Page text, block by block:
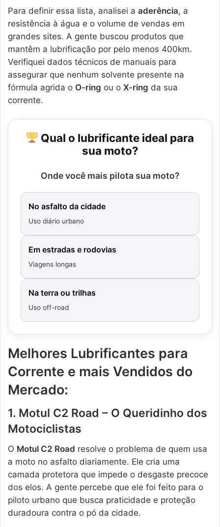
Para definir essa lista, analisei a aderência, a
resistência à água e o volume de vendas em
grandes sites. A gente buscou produtos que
mantêm a lubrificação por pelo menos 400km.
Verifiquei dados técnicos de manuais para
assegurar que nenhum solvente presente na
fórmula agrida o O-ring ou o X-ring da sua
corrente.
Qual o lubrificante ideal para
sua moto?
Onde você mais pilota sua moto?
No asfalto da cidade
Uso diário urbano
Em estradas e rodovias
Viagens longas
Na terra ou trilhas
Uso off-road
Melhores Lubrificantes para
Corrente e mais Vendidos do
Mercado:
1. Motul C2 Road – O Queridinho dos
Motociclistas
O Motul C2 Road resolve o problema de quem usa
a moto no asfalto diariamente. Ele cria uma
camada protetora que impede o desgaste precoce
dos elos. A gente percebe que ele foi feito para o
piloto urbano que busca praticidade e proteção
duradoura contra o pó da cidade.